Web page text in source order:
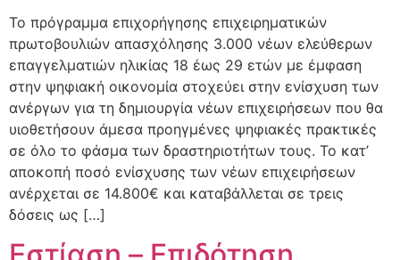
Το πρόγραμμα επιχορήγησης επιχειρηματικών
πρωτοβουλιών απασχόλησης 3.000 νέων ελεύθερων
επαγγελματιών ηλικίας 18 έως 29 ετών με έμφαση
στην ψηφιακή οικονομία στοχεύει στην ενίσχυση των
ανέργων για τη δημιουργία νέων επιχειρήσεων που θα
υιοθετήσουν άμεσα προηγμένες ψηφιακές πρακτικές
σε όλο το φάσμα των δραστηριοτήτων τους. Το κατ’
αποκοπή ποσό ενίσχυσης των νέων επιχειρήσεων
ανέρχεται σε 14.800€ και καταβάλλεται σε τρεις
δόσεις ως […]